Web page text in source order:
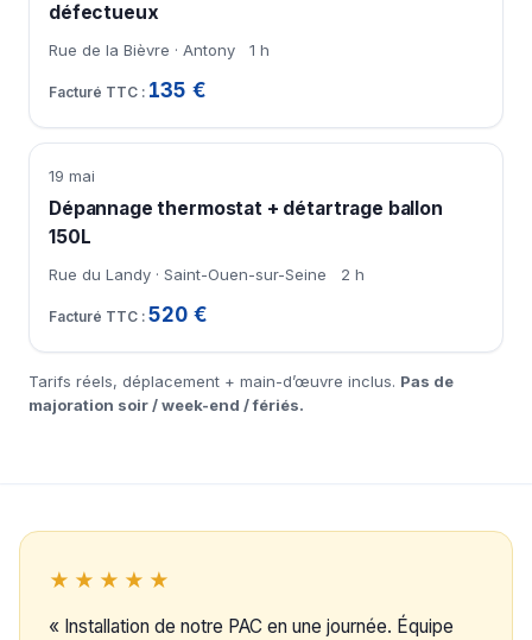
défectueux
Rue de la Bièvre · Antony 1 h
135 €
19 mai
Dépannage thermostat + détartrage ballon
150L
Rue du Landy · Saint-Ouen-sur-Seine 2 h
520 €
Tarifs réels, déplacement + main-d’œuvre inclus. Pas de
majoration soir / week-end / fériés.
★★★★★
« Installation de notre PAC en une journée. Équipe